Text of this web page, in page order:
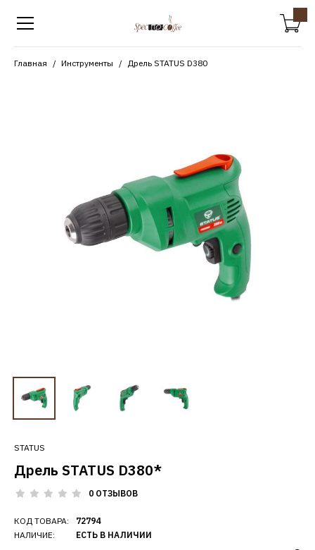
Главная Инструменты Дрель STATUS D380
STATUS
Дрель STATUS D380*
0 ОТЗЫВОВ
КОД ТОВАРА:
НАЛИЧИЕ:
72794
ЕСТЬ В НАЛИЧИИ